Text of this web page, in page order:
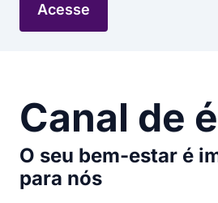
Acesse
Canal de
O seu bem-estar é
para nós